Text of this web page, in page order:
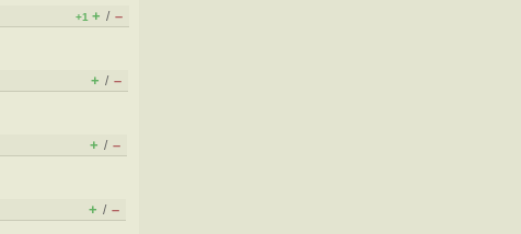
+1 + / –
+ / –
+ / –
+ / –